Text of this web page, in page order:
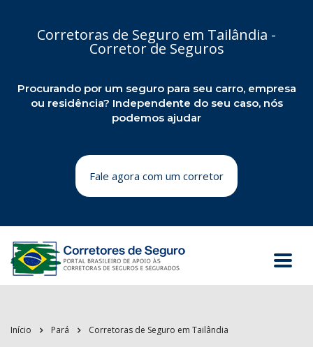
Corretoras de Seguro em Tailândia -
Corretor de Seguros
Procurando por um seguro para seu carro, empresa
ou residência? Independente do seu caso, nós
podemos ajudar
Fale agora com um corretor
Início Pará Corretoras de Seguro em Tailândia